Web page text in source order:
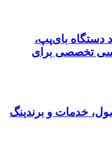
دستگاه بای‌پپ،
تخصصی برای
خدمات و برندینگ